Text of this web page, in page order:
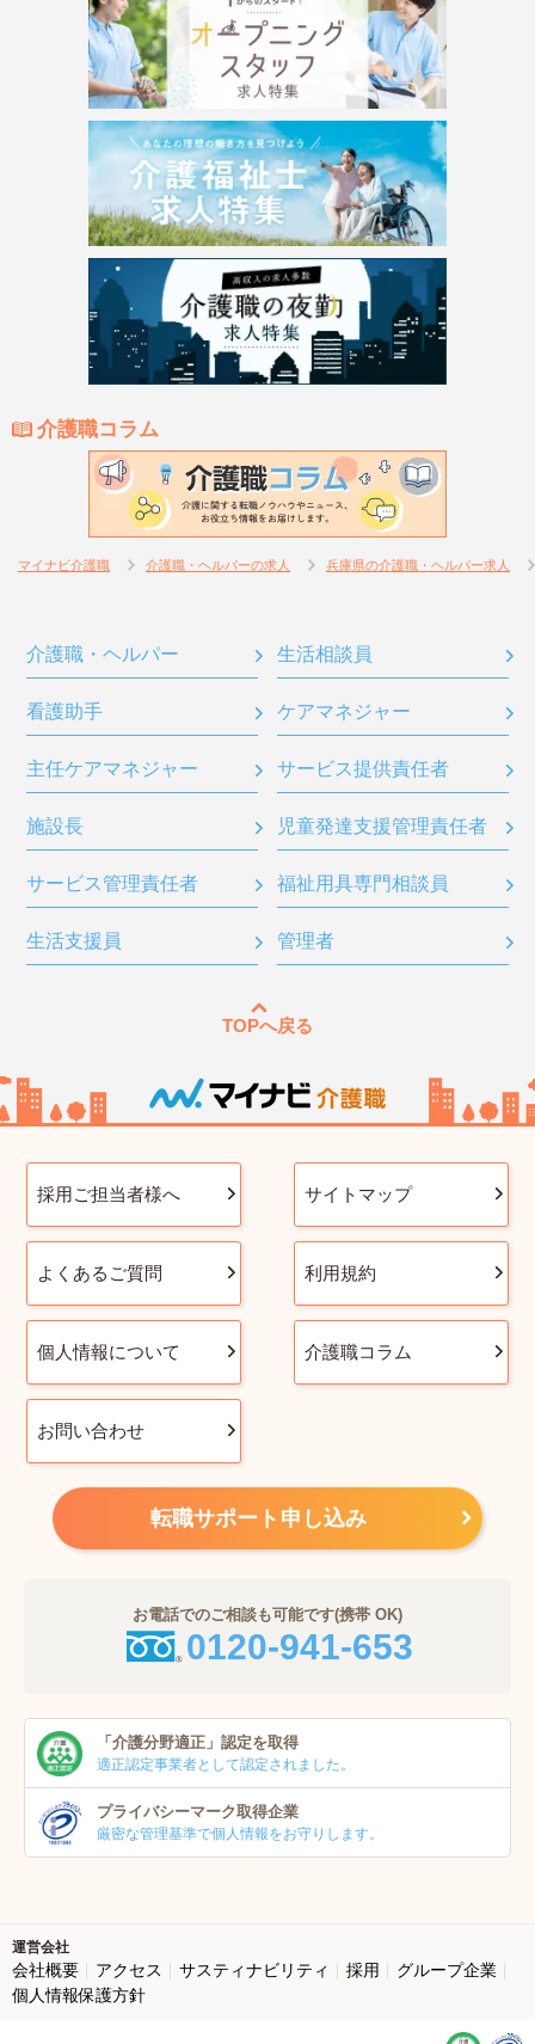
介護職コラム
マイナビ介護職 介護職・ヘルパーの求人 兵庫県の介護職・ヘルパー求人
介護職・ヘルパー 生活相談員
看護助手 ケアマネジャー
主任ケアマネジャー サービス提供責任者
施設長 児童発達支援管理責任者
サービス管理責任者 福祉用具専門相談員
生活支援員 管理者
TOPへ戻る
採用ご担当者様へ サイトマップ
よくあるご質問 利用規約
個人情報について 介護職コラム
お問い合わせ
転職サポート申し込み
お電話でのご相談も可能です(携帯 OK)
0120-941-653
「介護分野適正」 認定を取得
適正認定事業者として認定されました。
プライバシーマーク取得企業
厳密な管理基準で個人情報をお守りします。
運営会社
会社概要 アクセス サスティナビリティ 採用
グループ企業
個人情報保護方針